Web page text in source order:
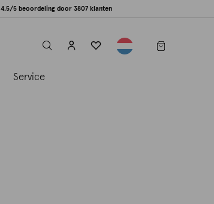
4.5/5 beoordeling door 3807 klanten
label.header.toggle
Service